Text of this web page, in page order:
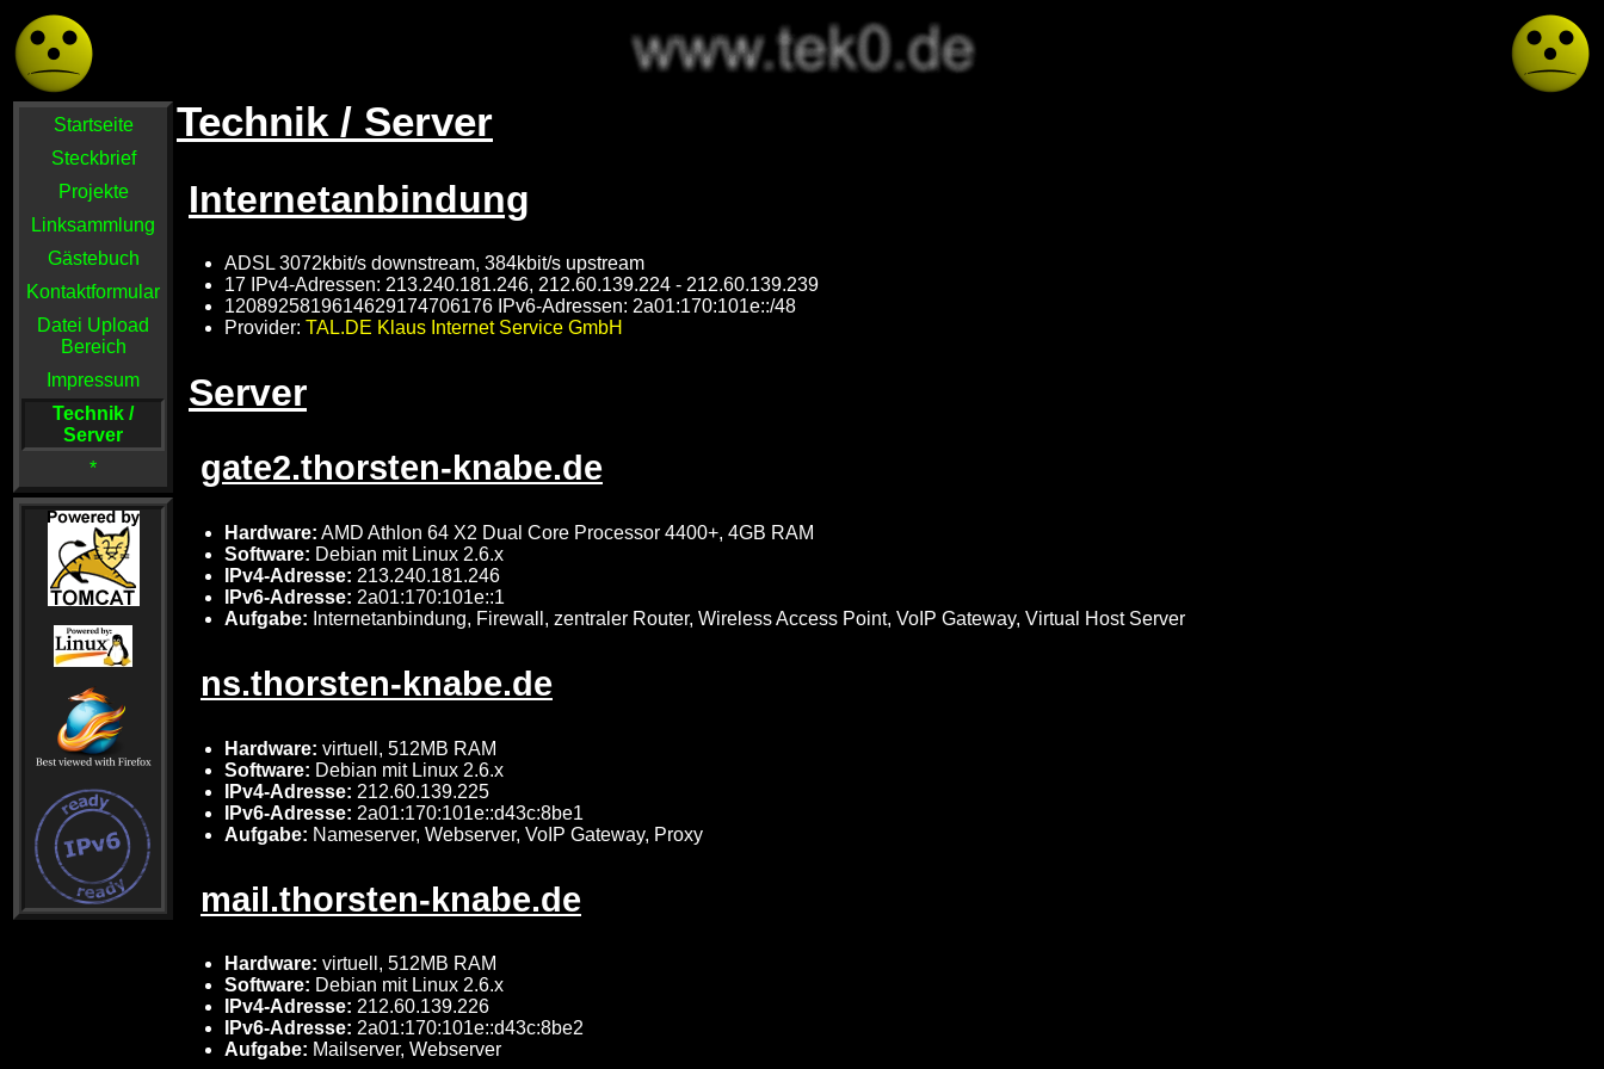
Startseite
Steckbrief
Projekte
Linksammlung
Gästebuch
Kontaktformular
Datei Upload
Bereich
Impressum
Technik /
Server
*
Technik / Server
Internetanbindung
ADSL 3072kbit/s downstream, 384kbit/s upstream
17 IPv4-Adressen: 213.240.181.246, 212.60.139.224 - 212.60.139.239
1208925819614629174706176 IPv6-Adressen: 2a01:170:101e::/48
Provider: TAL.DE Klaus Internet Service GmbH
Server
gate2.thorsten-knabe.de
Hardware: AMD Athlon 64 X2 Dual Core Processor 4400+, 4GB RAM
Software: Debian mit Linux 2.6.x
IPv4-Adresse: 213.240.181.246
IPv6-Adresse: 2a01:170:101e::1
Aufgabe: Internetanbindung, Firewall, zentraler Router, Wireless Access Point, VoIP Gateway, Virtual Host Server
ns.thorsten-knabe.de
Hardware: virtuell, 512MB RAM
Software: Debian mit Linux 2.6.x
IPv4-Adresse: 212.60.139.225
IPv6-Adresse: 2a01:170:101e::d43c:8be1
Aufgabe: Nameserver, Webserver, VoIP Gateway, Proxy
mail.thorsten-knabe.de
Hardware: virtuell, 512MB RAM
Software: Debian mit Linux 2.6.x
IPv4-Adresse: 212.60.139.226
IPv6-Adresse: 2a01:170:101e::d43c:8be2
Aufgabe: Mailserver, Webserver